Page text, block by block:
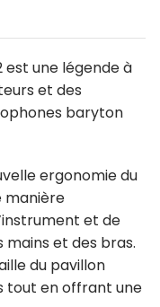
est une légende à
et des
baryton
ergonomie du
manière
et de
mains et des bras.
du pavillon
tout en offrant une